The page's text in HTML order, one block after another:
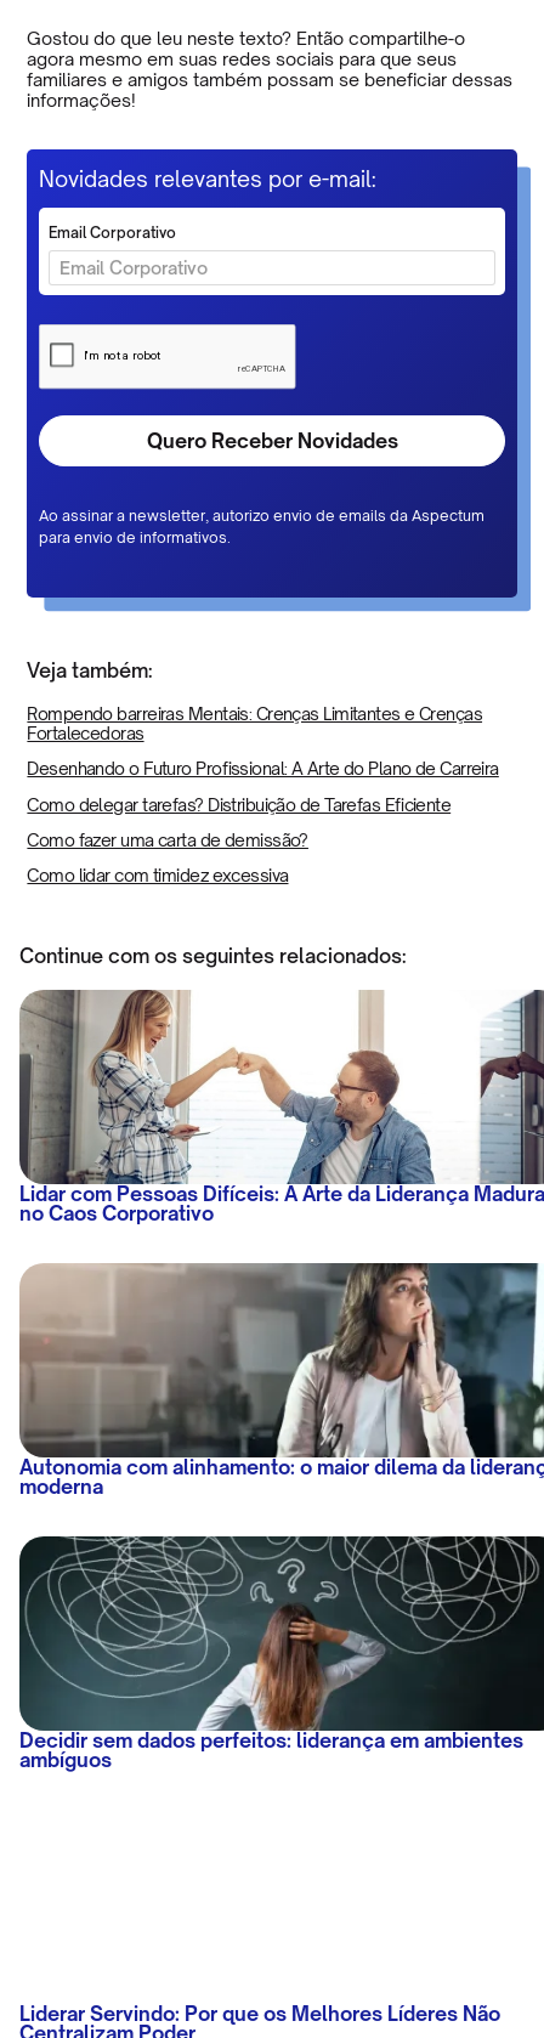
Gostou do que leu neste texto? Então compartilhe-o
agora mesmo em suas redes sociais para que seus
familiares e amigos também possam se beneficiar dessas
informações!
Novidades relevantes por e-mail:
Email Corporativo
Ao assinar a newsletter, autorizo envio de emails da Aspectum
para envio de informativos.
Veja também:
Rompendo barreiras Mentais: Crenças Limitantes e Crenças
Fortalecedoras
Desenhando o Futuro Profissional: A Arte do Plano de Carreira
Como delegar tarefas? Distribuição de Tarefas Eficiente
Como fazer uma carta de demissão?
Como lidar com timidez excessiva
Continue com os seguintes relacionados:
Lidar com Pessoas Difíceis: A Arte da Liderança Madura
no Caos Corporativo
Autonomia com alinhamento: o maior dilema da
moderna
Decidir sem dados perfeitos: liderança em ambientes
ambíguos
Liderar Servindo: Por que os Melhores Líderes Não
Centralizam Poder